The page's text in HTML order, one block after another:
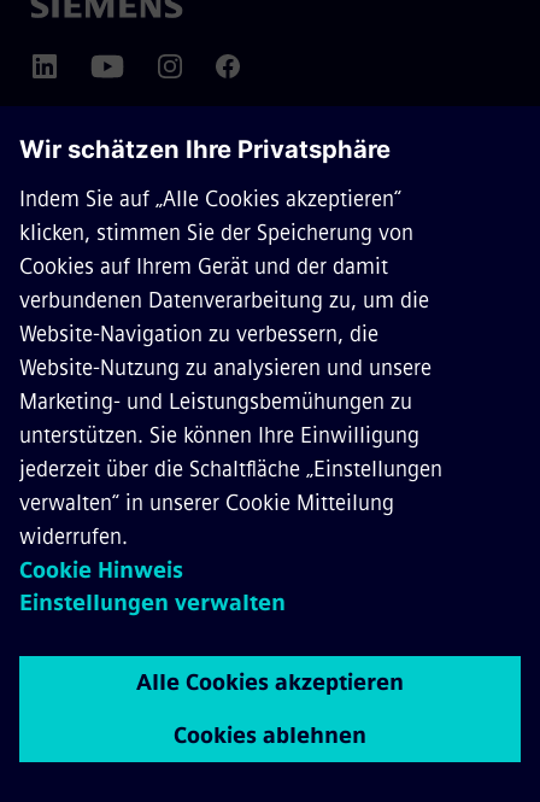
ÜBER SIEMENS MOBILITY
KONTAKT
KARRIERE
© Siemens Mobility2026
Datenschutz
Cookie Richtlinien
Digitales Zertifikat